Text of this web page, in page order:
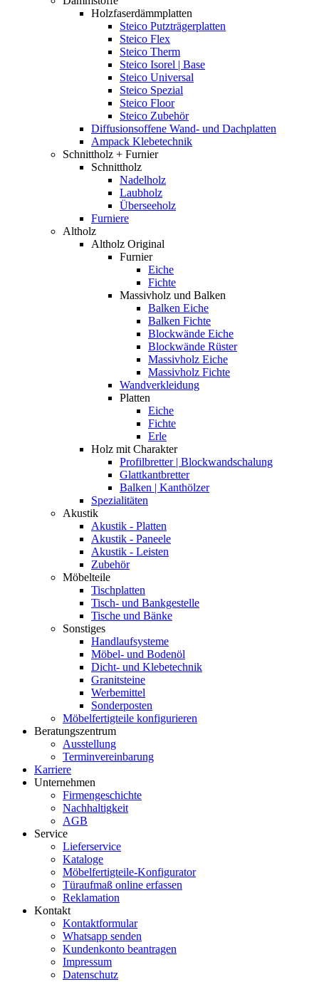
Holzfaserdämmplatten
Steico Putzträgerplatten
Steico Flex
Steico Therm
Steico Isorel | Base
Steico Universal
Steico Spezial
Steico Floor
Steico Zubehör
Diffusionsoffene Wand- und Dachplatten
Ampack Klebetechnik
Schnittholz + Furnier
Schnittholz
Nadelholz
Laubholz
Überseeholz
Furniere
Altholz
Altholz Original
Furnier
Eiche
Fichte
Massivholz und Balken
Balken Eiche
Balken Fichte
Blockwände Eiche
Blockwände Rüster
Massivholz Eiche
Massivholz Fichte
Wandverkleidung
Platten
Eiche
Fichte
Erle
Holz mit Charakter
Profilbretter | Blockwandschalung
Glattkantbretter
Balken | Kanthölzer
Spezialitäten
Akustik
Akustik - Platten
Akustik - Paneele
Akustik - Leisten
Zubehör
Möbelteile
Tischplatten
Tisch- und Bankgestelle
Tische und Bänke
Sonstiges
Handlaufsysteme
Möbel- und Bodenöl
Dicht- und Klebetechnik
Granitsteine
Werbemittel
Sonderposten
Möbelfertigteile konfigurieren
Beratungszentrum
Ausstellung
Terminvereinbarung
Karriere
Unternehmen
Firmengeschichte
Nachhaltigkeit
AGB
Service
Lieferservice
Kataloge
Möbelfertigteile-Konfigurator
Türaufmaß online erfassen
Reklamation
Kontakt
Kontaktformular
Whatsapp senden
Kundenkonto beantragen
Impressum
Datenschutz